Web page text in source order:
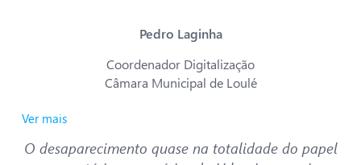
Pedro Laginha
Coordenador Digitalização
Câmara Municipal de Loulé
Ver mais
O desaparecimento quase na totalidade do papel